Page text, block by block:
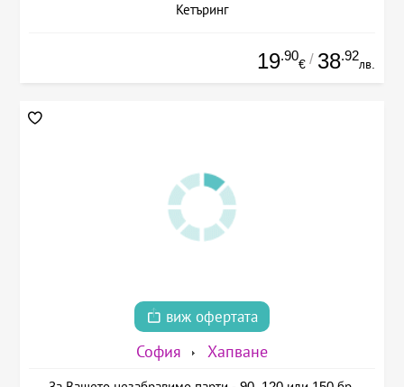
Кетъринг
19.90
€ / 38.92
лв.
виж офертата
София Хапване